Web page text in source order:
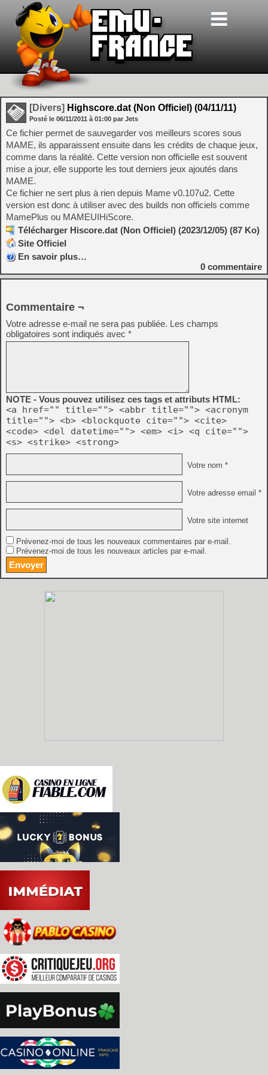
[Divers] Highscore.dat (Non Officiel) (04/11/11)
Posté le 06/11/2011 à 01:00 par Jets
Ce fichier permet de sauvegarder vos meilleurs scores sous
MAME, ils apparaissent ensuite dans les crédits de chaque jeux,
comme dans la réalité. Cette version non officielle est souvent
mise a jour, elle supporte les tout derniers jeux ajoutés dans
MAME.
Ce fichier ne sert plus à rien depuis Mame v0.107u2. Cette
version est donc à utiliser avec des builds non officiels comme
MamePlus ou MAMEUIHiScore.
Télécharger Hiscore.dat (Non Officiel) (2023/12/05) (87 Ko)
Site Officiel
En savoir plus…
0 commentaire
Commentaire ¬
Votre adresse e-mail ne sera pas publiée. Les champs
obligatoires sont indiqués avec *
NOTE - Vous pouvez utilisez ces tags et attributs HTML:
<a href="" title=""> <abbr title=""> <acronym
title=""> <b> <blockquote cite=""> <cite>
<code> <del datetime=""> <em> <i> <q cite="">
<s> <strike> <strong>
Votre nom *
Votre adresse email *
Votre site internet
Prévenez-moi de tous les nouveaux commentaires par e-mail.
Prévenez-moi de tous les nouveaux articles par e-mail.